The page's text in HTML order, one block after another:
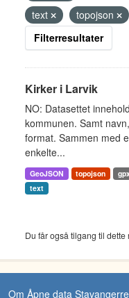
text
topojson
Filterresultater
Kirker i Larvik
NO: Datasettet
kommunen. Samt
format. Sammen med
enkelte...
GeoJSON topojson
text
Du får også tilgang til dette
Om Åpne data